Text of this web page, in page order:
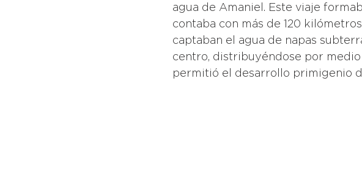
agua de Amaniel. Este viaje
contaba con más de 120
captaban el agua de napas
centro, distribuyéndose por
permitió el desarrollo primigenio